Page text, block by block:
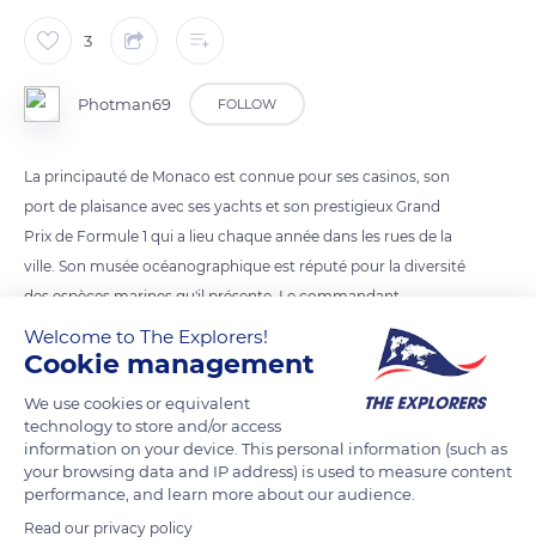
3
Photman69 FOLLOW
La principauté de Monaco est connue pour ses casinos, son
port de plaisance avec ses yachts et son prestigieux Grand
Prix de Formule 1 qui a lieu chaque année dans les rues de la
ville. Son musée océanographique est réputé pour la diversité
des espèces marines qu'il présente. Le commandant
C'est une ville-état avec un prince qui la gouverne. Monaco ne
fait pas partie de la communauté européenne, mais sa
READ MORE TRANSLATE
Welcome to The Explorers!
Cookie management
We use cookies or equivalent
technology to store and/or access
information on your device. This personal information (such as
your browsing data and IP address) is used to measure content
performance, and learn more about our audience.
Read our privacy policy